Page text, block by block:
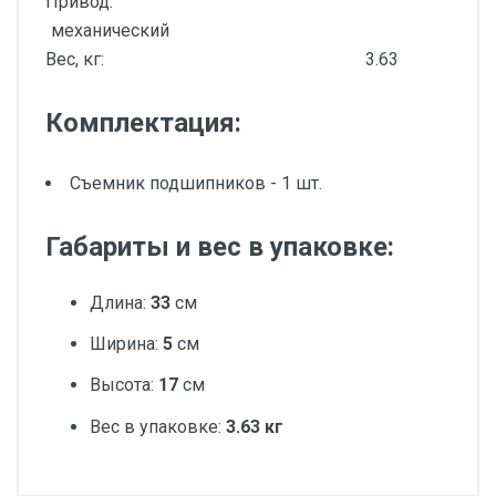
механический
Вес, кг:
3.63
Комплектация:
Съемник подшипников - 1 шт.
Габариты и вес в упаковке:
Длина: 33 см
Ширина: 5 см
Высота: 17 см
Вес в упаковке: 3.63 кг